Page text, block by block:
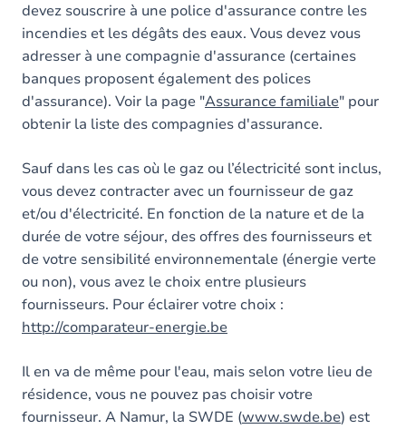
devez souscrire à une police d'assurance contre les
incendies et les dégâts des eaux. Vous devez vous
adresser à une compagnie d'assurance (certaines
banques proposent également des polices
d'assurance). Voir la page "Assurance familiale" pour
obtenir la liste des compagnies d'assurance.
Sauf dans les cas où le gaz ou l’électricité sont inclus,
vous devez contracter avec un fournisseur de gaz
et/ou d'électricité. En fonction de la nature et de la
durée de votre séjour, des offres des fournisseurs et
de votre sensibilité environnementale (énergie verte
ou non), vous avez le choix entre plusieurs
fournisseurs. Pour éclairer votre choix :
http://comparateur-energie.be
Il en va de même pour l'eau, mais selon votre lieu de
résidence, vous ne pouvez pas choisir votre
fournisseur. A Namur, la SWDE (www.swde.be) est